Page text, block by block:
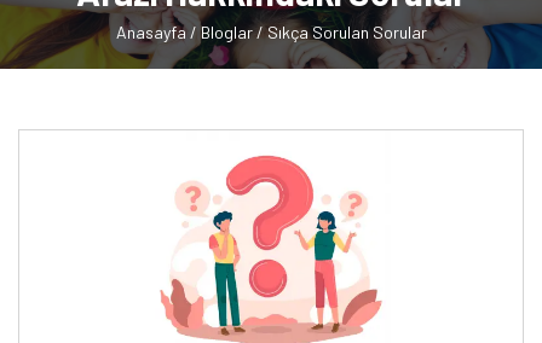
Anasayfa /Bloglar/Sıkça Sorulan Sorular